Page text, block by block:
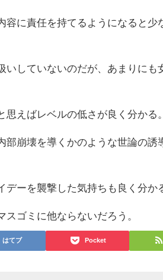
容に責任を持てるようになると少
いしていないのだが、あまりにも
えばレベルの低さが良く分かる。
崩壊を導くかのような世論の誘
ーを襲撃した気持ちも良く分か
ゴミに他ならないだろう。
はてブ Pocket